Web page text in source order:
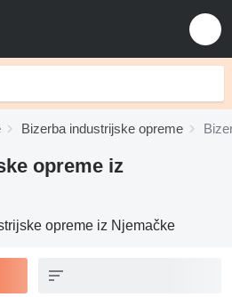
Bizerba industrijske opreme
opreme iz
opreme iz Njemačke